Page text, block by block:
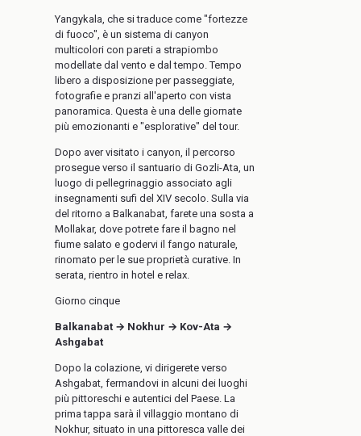
Yangykala, che si traduce come "fortezze
di fuoco", è un sistema di canyon
multicolori con pareti a strapiombo
modellate dal vento e dal tempo. Tempo
libero a disposizione per passeggiate,
fotografie e pranzi all'aperto con vista
panoramica. Questa è una delle giornate
più emozionanti e "esplorative" del tour.
Dopo aver visitato i canyon, il percorso
prosegue verso il santuario di Gozli-Ata, un
luogo di pellegrinaggio associato agli
insegnamenti sufi del XIV secolo. Sulla via
del ritorno a Balkanabat, farete una sosta a
Mollakar, dove potrete fare il bagno nel
fiume salato e godervi il fango naturale,
rinomato per le sue proprietà curative. In
serata, rientro in hotel e relax.
Giorno cinque
Balkanabat → Nokhur → Kov-Ata →
Ashgabat
Dopo la colazione, vi dirigerete verso
Ashgabat, fermandovi in alcuni dei luoghi
più pittoreschi e autentici del Paese. La
prima tappa sarà il villaggio montano di
Nokhur, situato in una pittoresca valle dei